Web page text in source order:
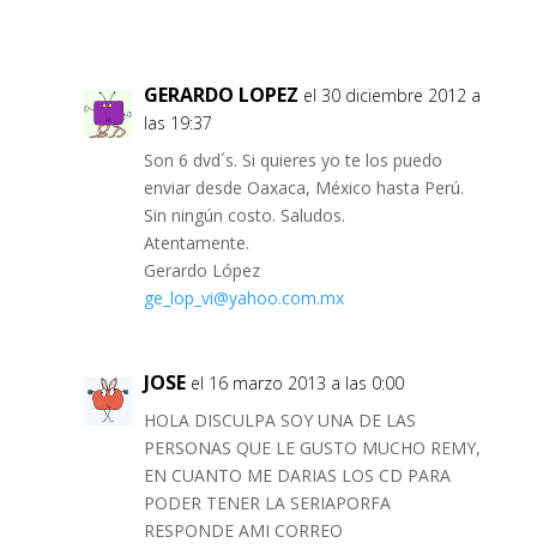
GERARDO LOPEZ el 30 diciembre 2012 a
las 19:37
Son 6 dvd´s. Si quieres yo te los puedo
enviar desde Oaxaca, México hasta Perú.
Sin ningún costo. Saludos.
Atentamente.
Gerardo López
ge_lop_vi@yahoo.com.mx
JOSE el 16 marzo 2013 a las 0:00
HOLA DISCULPA SOY UNA DE LAS
PERSONAS QUE LE GUSTO MUCHO REMY,
EN CUANTO ME DARIAS LOS CD PARA
PODER TENER LA SERIAPORFA
RESPONDE AMI CORREO